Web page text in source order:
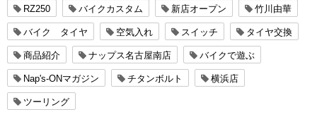
RZ250 バイクカスタム 新店オープン 竹川由華
バイク タイヤ 空気入れ スイッチ タイヤ交換
商品紹介 ナップス名古屋南店 バイクで遊ぶ
Nap's-ONマガジン チタンボルト 横浜店
ツーリング